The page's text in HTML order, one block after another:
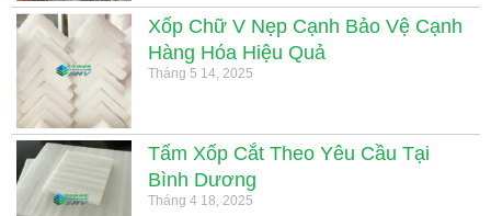
Xốp Chữ V Nẹp Cạnh Bảo Vệ Cạnh
Hàng Hóa Hiệu Quả
Tháng 5 14, 2025
Tấm Xốp Cắt Theo Yêu Cầu Tại
Bình Dương
Tháng 4 18, 2025